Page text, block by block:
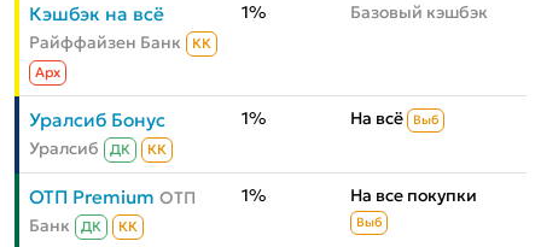
Кэшбэк на всё
Райффайзен Банк
КК
Aрх
1% Базовый кэшбэк
Уралсиб Бонус
Уралсиб ДК КК
1% На всё Выб
ОТП Premium ОТП
Банк
ДК КК
1% На все покупки
Выб